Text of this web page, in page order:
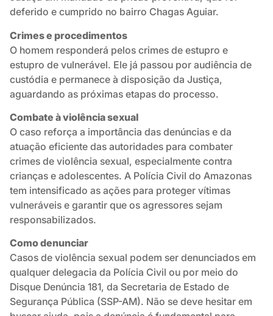
deferido e cumprido no bairro Chagas Aguiar.
Crimes e procedimentos
O homem responderá pelos crimes de estupro e
estupro de vulnerável. Ele já passou por audiência de
custódia e permanece à disposição da Justiça,
aguardando as próximas etapas do processo.
Combate à violência sexual
O caso reforça a importância das denúncias e da
atuação eficiente das autoridades para combater
crimes de violência sexual, especialmente contra
crianças e adolescentes. A Polícia Civil do Amazonas
tem intensificado as ações para proteger vítimas
vulneráveis e garantir que os agressores sejam
responsabilizados.
Como denunciar
Casos de violência sexual podem ser denunciados em
qualquer delegacia da Polícia Civil ou por meio do
Disque Denúncia 181, da Secretaria de Estado de
Segurança Pública (SSP-AM). Não se deve hesitar em